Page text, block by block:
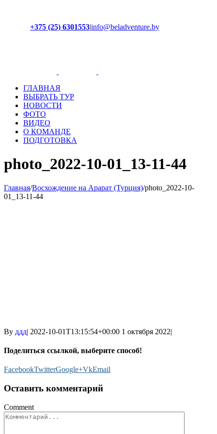
+375 (25) 6301553|info@beladventure.by
ГЛАВНАЯ
ВЫБРАТЬ ТУР
НОВОСТИ
ФОТО
ВИДЕО
О КОМАНДЕ
ПОДГОТОВКА
photo_2022-10-01_13-11-44
Главная/Восхождение на Арарат (Турция)/photo_2022-10-
01_13-11-44
By ддд| 2022-10-01T13:15:54+00:00 1 октября 2022|
Поделиться ссылкой, выберите способ!
FacebookTwitterGoogle+VkEmail
Оставить комментарий
Comment